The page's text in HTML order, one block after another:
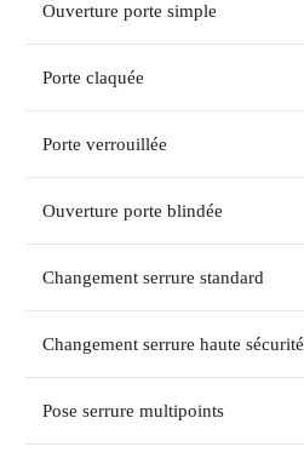
Ouverture porte simple
Porte claquée
Porte verrouillée
Ouverture porte blindée
Changement serrure standard
Changement serrure haute sécurité
Pose serrure multipoints